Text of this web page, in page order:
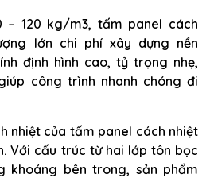
120 kg/m3, tấm panel cách
lớn chi phí xây dựng nền
định hình cao, tỷ trọng nhẹ,
công trình nhanh chóng đi
nhiệt của tấm panel cách nhiệt
Với cấu trúc từ hai lớp tôn bọc
khoáng bên trong, sản phẩm